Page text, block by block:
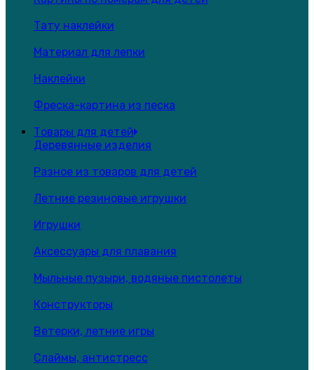
Тату наклейки
Материал для лепки
Наклейки
Фреска-картина из песка
Товары для детей
Деревянные изделия
Разное из товаров для детей
Летние резиновые игрушки
Игрушки
Аксессуары для плавания
Мыльные пузыри, водяные пистолеты
Конструкторы
Ветерки, летние игры
Слаймы, антистресс